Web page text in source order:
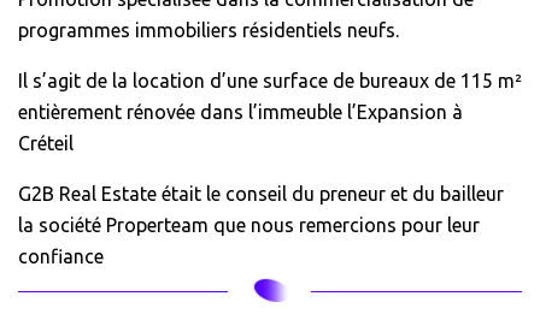
programmes immobiliers résidentiels neufs.
Il s’agit de la location d’une surface de bureaux de 115 m²
entièrement rénovée dans l’immeuble l’Expansion à
Créteil
G2B Real Estate était le conseil du preneur et du bailleur
la société Properteam que nous remercions pour leur
confiance